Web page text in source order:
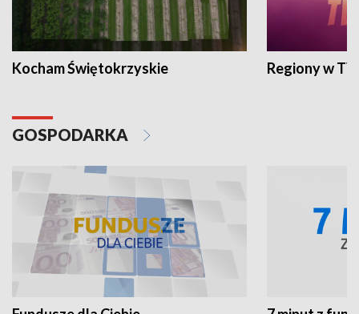
Kocham Świętokrzyskie Regiony w
GOSPODARKA